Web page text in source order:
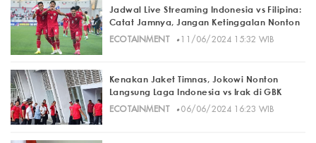
Jadwal Live Streaming Indonesia vs Filipina:
Catat Jamnya, Jangan Ketinggalan Nonton
ECOTAINMENT
· 11/06/2024 15:32 WIB
Kenakan Jaket Timnas, Jokowi Nonton
Langsung Laga Indonesia vs Irak di GBK
ECOTAINMENT
· 06/06/2024 16:23 WIB